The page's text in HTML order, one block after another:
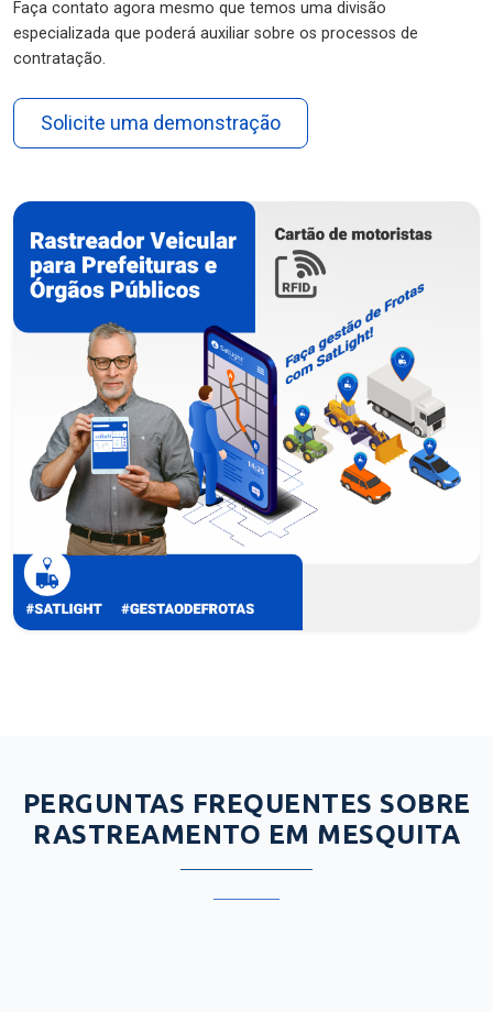
Faça contato agora mesmo que temos uma divisão
especializada que poderá auxiliar sobre os processos de
contratação.
Solicite uma demonstração
PERGUNTAS FREQUENTES SOBRE
RASTREAMENTO EM MESQUITA